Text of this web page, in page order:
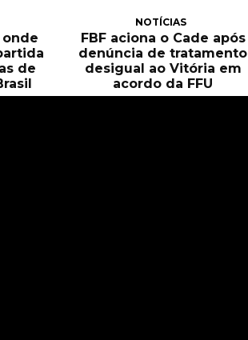
de
NOTÍCIAS
FBF aciona o Cade após
denúncia de tratamento
desigual ao Vitória em
acordo da FFU